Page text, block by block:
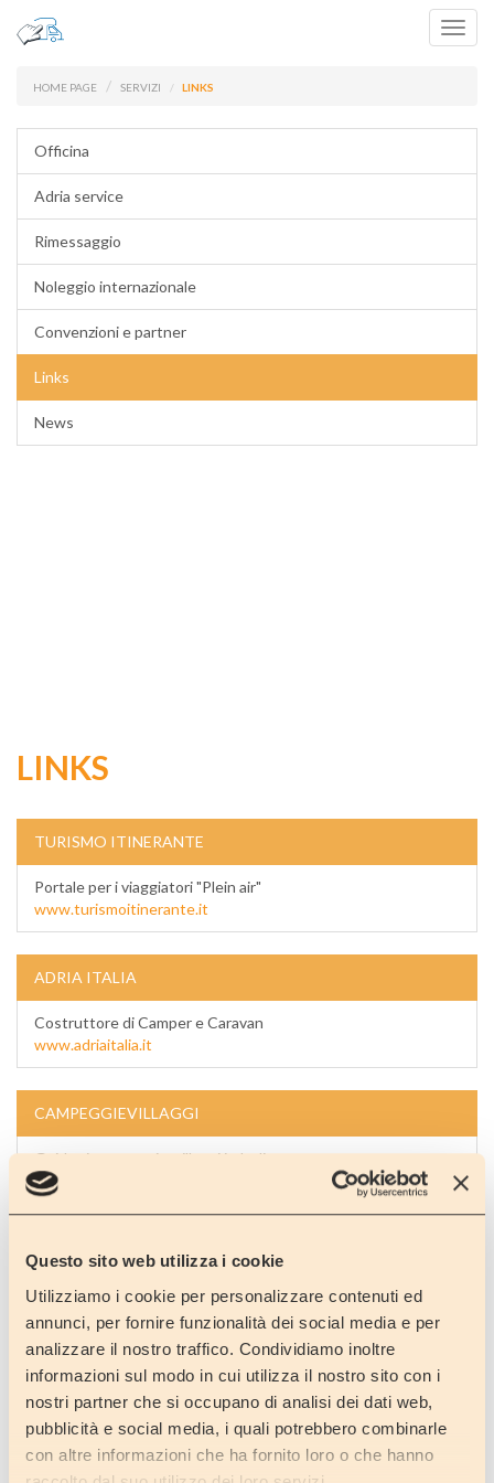
Questo sito web utilizza i cookie
Utilizziamo i cookie per personalizzare contenuti ed
annunci, per fornire funzionalità dei social media e per
analizzare il nostro traffico. Condividiamo inoltre
informazioni sul modo in cui utilizza il nostro sito con i
nostri partner che si occupano di analisi dei dati web,
pubblicità e social media, i quali potrebbero combinarle
con altre informazioni che ha fornito loro o che hanno
HOME PAGE SERVIZI LINKS
Officina
Adria service
Rimessaggio
Noleggio internazionale
Convenzioni e partner
Links
News
LINKS
TURISMO ITINERANTE
Portale per i viaggiatori "Plein air"
www.turismoitinerante.it
ADRIA ITALIA
Costruttore di Camper e Caravan
www.adriaitalia.it
CAMPEGGIEVILLAGGI
Guida ai campeggi e villaggi in Italia
www.campeggievillaggi.it
Costruttore di Autocaravan
www.sun-living.com
AREA SOSTA
Area attrezzata convenzionata in Sicilia
www.puntapiccolapark.com